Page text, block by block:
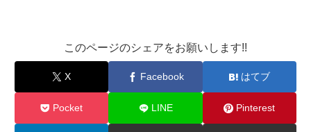
このページのシェアをお願いします!!
X Facebook はてブ
Pocket LINE Pinterest